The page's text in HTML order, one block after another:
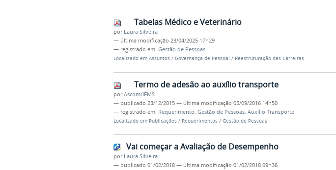
Tabelas Médico e Veterinário
por Laura Silveira
— última modificação 23/04/2025 17h29
— registrado em: Gestão de Pessoas
Localizado em Assuntos / Governança de Pessoal / Reestruturação das Carreiras
Termo de adesão ao auxílio transporte
porAscom/IFMS
— publicado 23/12/2015 — última modificação 05/09/2016 14h50
— registrado em: Requerimento, Gestão de Pessoas, Auxílio Transporte
Localizado em Publicações / Requerimentos / Gestão de Pessoas
Vai começar a Avaliação de Desempenho
por Laura Silveira
— publicado 01/02/2018 — última modificação 01/02/2018 09h36